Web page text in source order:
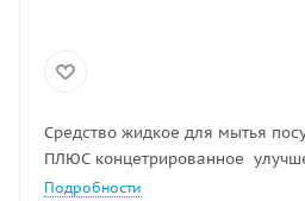
Средство жидкое для мытья
ПЛЮС концетрированное
Подробности